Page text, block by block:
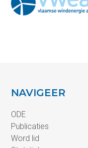
NAVIGEER
ODE
Publicaties
Word lid